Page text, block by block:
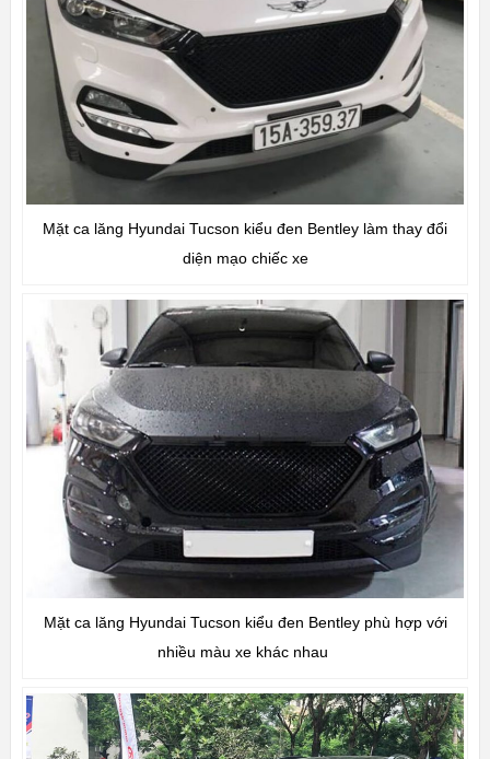
Mặt ca lăng Hyundai Tucson kiểu đen Bentley làm thay đổi
diện mạo chiếc xe
Mặt ca lăng Hyundai Tucson kiểu đen Bentley phù hợp với
nhiều màu xe khác nhau